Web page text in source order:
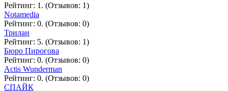
Рейтинг: 1. (Отзывов: 1)
Notamedia
Рейтинг: 0. (Отзывов: 0)
Трилан
Рейтинг: 5. (Отзывов: 1)
Бюро Пирогова
Рейтинг: 0. (Отзывов: 0)
Actis Wunderman
Рейтинг: 0. (Отзывов: 0)
СПАЙК